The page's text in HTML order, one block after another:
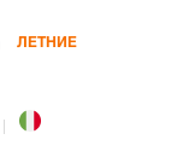
ЛЕТНИЕ